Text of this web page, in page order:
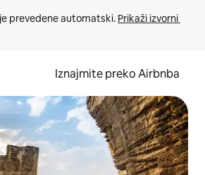
prevedene automatski. Prikaži izvorni
Iznajmite preko Airbnba